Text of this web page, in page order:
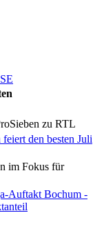
zu RTL
den besten Juli
im Fokus für
Auftakt Bochum -